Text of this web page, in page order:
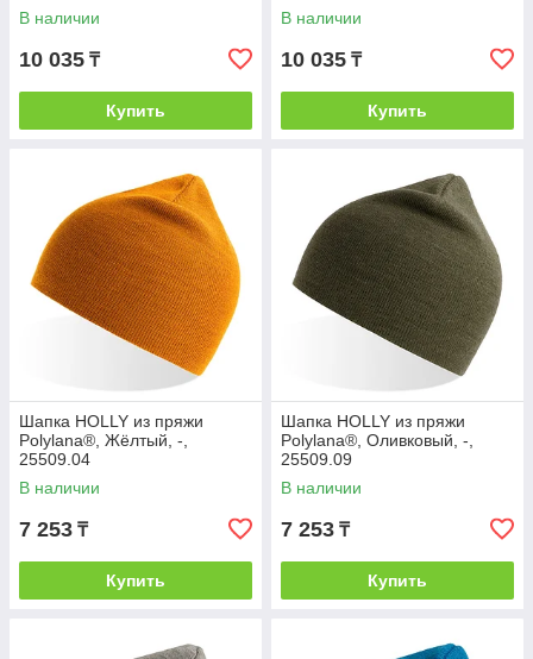
В наличии
10 035 ₸
Купить
В наличии
10 035 ₸
Купить
Шапка HOLLY из пряжи
Polylana®, Жёлтый, -,
25509.04
В наличии
7 253 ₸
Купить
Шапка HOLLY из пряжи
Polylana®, Оливковый, -,
25509.09
В наличии
7 253 ₸
Купить